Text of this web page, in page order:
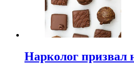
Нарколог призвал